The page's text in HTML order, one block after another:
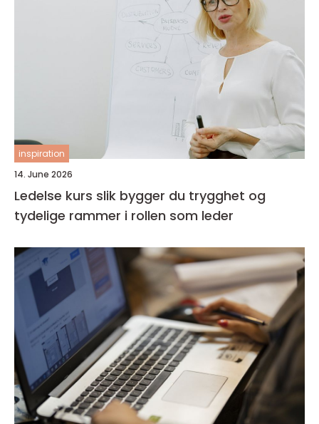
inspiration
14. June 2026
Ledelse kurs slik bygger du trygghet og
tydelige rammer i rollen som leder